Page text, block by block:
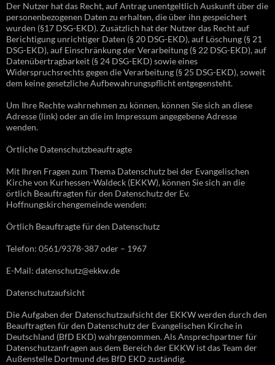
Der Nutzer hat das Recht, auf Antrag unentgeltlich Auskunft über die
personenbezogenen Daten zu erhalten, die über ihn gespeichert
wurden (§17 DSG-EKD). Zusätzlich hat der Nutzer das Recht auf
Berichtigung unrichtiger Daten (§ 20 DSG-EKD), auf Löschung (§ 21
DSG-EKD), auf Einschränkung der Verarbeitung (§ 22 DSG-EKD), auf
Datenübertragbarkeit (§ 24 DSG-EKD) sowie eines
Widerspruchsrechts gegen die Verarbeitung (§ 25 DSG-EKD), soweit
dem keine gesetzliche Aufbewahrungspflicht entgegensteht.
Um Ihre Rechte wahrnehmen zu können, können Sie sich an diese
Adresse (link) oder an die im Impressum angegebene Adresse
wenden.
Örtliche Datenschutzbeauftragte
Mit Ihren Fragen zum Thema Datenschutz bei der Evangelischen
Kirche von Kurhessen-Waldeck (EKKW), können Sie sich an die
örtlich Beauftragten für den Datenschutz der Ev.
Hoffnungskirchengemeinde wenden:
Örtlich Beauftragte für den Datenschutz
Telefon: 0561/9378-387 oder – 1967
E-Mail: datenschutz@ekkw.de
Datenschutzaufsicht
Die Aufgaben der Datenschutzaufsicht der EKKW werden durch den
Beauftragten für den Datenschutz der Evangelischen Kirche in
Deutschland (BfD EKD) wahrgenommen. Als Ansprechpartner für
Datenschutzanfragen aus dem Bereich der EKKW ist das Team der
Außenstelle Dortmund des BfD EKD zuständig.